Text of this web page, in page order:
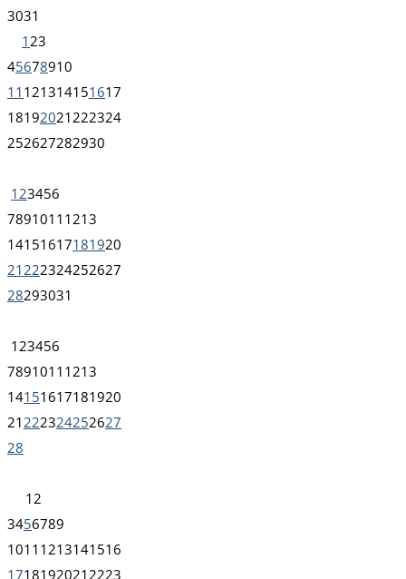
3031
1 23
45678910
11 121314151617
18192021 222324
252627282930
1 23456
7891011 1213
14151617181920
21 222324252627
28293031
1 23456
7891011 1213
14151617181920
21 222324252627
28
1 2
3456789
1011 1213141516
1718192021 2223